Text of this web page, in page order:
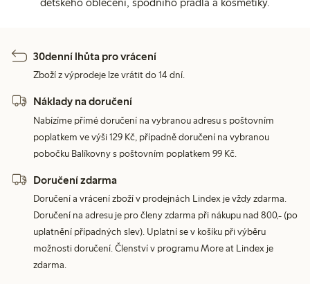
30denní lhůta pro vrácení
Zboží z výprodeje lze vrátit do 14 dní.
Náklady na doručení
Nabízíme přímé doručení na vybranou adresu s poštovním
poplatkem ve výši 129 Kč, případně doručení na vybranou
pobočku Balíkovny s poštovním poplatkem 99 Kč.
Doručení zdarma
Doručení a vrácení zboží v prodejnách Lindex je vždy zdarma.
Doručení na adresu je pro členy zdarma při nákupu nad 800,- (po
uplatnění případných slev). Uplatní se v košíku při výběru
možnosti doručení. Členství v programu More at Lindex je
zdarma.